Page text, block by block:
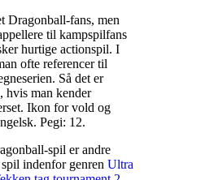
Dragonball-fans, men
til kampspilfans
hurtige actionspil. I
ofte referencer til
Så det er
hvis man kender
Ikon for vold og
Pegi: 12.
spil er andre
indenfor genren Ultra